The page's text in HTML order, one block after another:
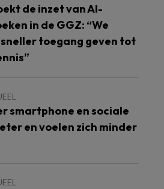
de inzet van AI-
in de GGZ: “We
sneller toegang geven tot
smartphone en sociale
en voelen zich minder